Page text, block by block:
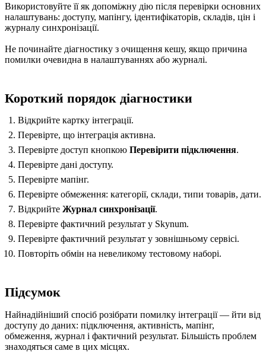
Використовуйте її як допоміжну дію після перевірки основних
налаштувань: доступу, мапінгу, ідентифікаторів, складів, цін і
журналу синхронізації.
Не починайте діагностику з очищення кешу, якщо причина
помилки очевидна в налаштуваннях або журналі.
Короткий порядок діагностики
Відкрийте картку інтеграції.
Перевірте, що інтеграція активна.
Перевірте доступ кнопкою Перевірити підключення.
Перевірте дані доступу.
Перевірте мапінг.
Перевірте обмеження: категорії, склади, типи товарів, дати.
Відкрийте Журнал синхронізації.
Перевірте фактичний результат у Skynum.
Перевірте фактичний результат у зовнішньому сервісі.
Повторіть обмін на невеликому тестовому наборі.
Підсумок
Найнадійніший спосіб розібрати помилку інтеграції — йти від
доступу до даних: підключення, активність, мапінг,
обмеження, журнал і фактичний результат. Більшість проблем
знаходяться саме в цих місцях.